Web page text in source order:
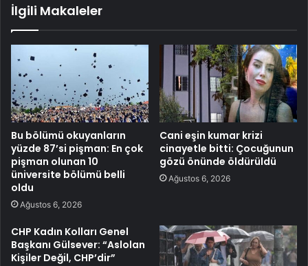
İlgili Makaleler
Bu bölümü okuyanların
yüzde 87’si pişman: En çok
pişman olunan 10
üniversite bölümü belli
oldu
Ağustos 6, 2026
Cani eşin kumar krizi
cinayetle bitti: Çocuğunun
gözü önünde öldürüldü
Ağustos 6, 2026
CHP Kadın Kolları Genel
Başkanı Gülsever: “Aslolan
Kişiler Değil, CHP’dir”